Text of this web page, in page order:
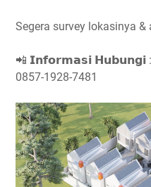
Segera survey lokasinya
📲 𝗜𝗻𝗳𝗼𝗿𝗺𝗮𝘀𝗶 𝗛𝘂𝗯𝘂𝗻𝗴𝗶 :⁣⁣⁣
0857-1928-7481